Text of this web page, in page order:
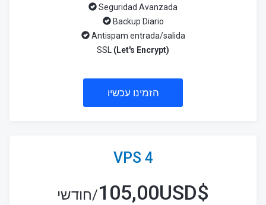
Seguridad Avanzada
Backup Diario
Antispam entrada/salida
SSL (Let's Encrypt)
הזמינו עכשיו
VPS 4
$
105,00USD/חודשי